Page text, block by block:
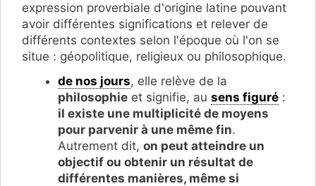
expression proverbiale d'origine latine pouvant
avoir différentes significations et relever de
différents contextes selon l'époque où l'on se
situe : géopolitique, religieux ou philosophique.
de nos jours, elle relève de la
philosophie et signifie, au sens figuré :
il existe une multiplicité de moyens
pour parvenir à une même fin.
Autrement dit, on peut atteindre un
objectif ou obtenir un résultat de
différentes manières, même si